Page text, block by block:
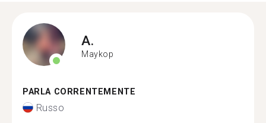
A.
Maykop
PARLA CORRENTEMENTE
Russo